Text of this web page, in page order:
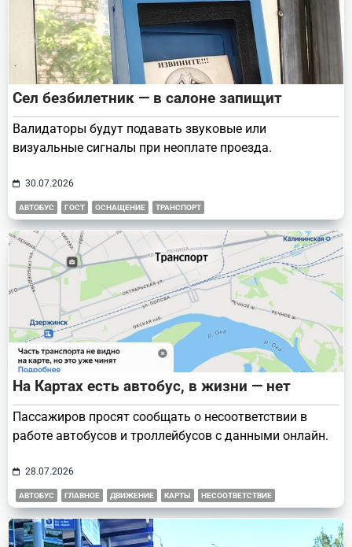
Сел безбилетник — в салоне запищит
Валидаторы будут подавать звуковые или
визуальные сигналы при неоплате проезда.
30.07.2026
АВТОБУС ГОСТ ОСНАЩЕНИЕ ТРАНСПОРТ
На Картах есть автобус, в жизни — нет
Пассажиров просят сообщать о несоответствии в
работе автобусов и троллейбусов с данными онлайн.
28.07.2026
АВТОБУС ГЛАВНОЕ ДВИЖЕНИЕ КАРТЫ НЕСООТВЕТСТВИЕ